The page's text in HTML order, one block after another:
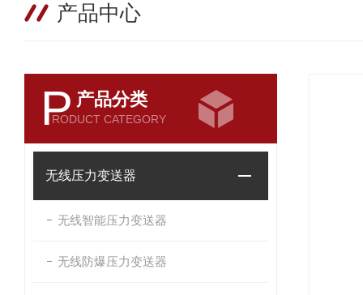
产品中心
P 产品分类
RODUCT CATEGORY
无线压力变送器
无线智能压力变送器
无线防爆压力变送器